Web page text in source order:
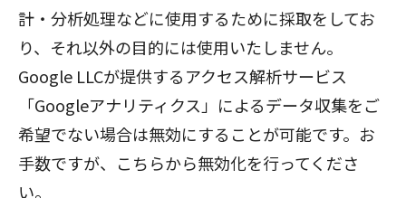
計・分析処理などに使用するために採取をしてお
り、それ以外の目的には使用いたしません。
Google LLCが提供するアクセス解析サービス
「Googleアナリティクス」によるデータ収集をご
希望でない場合は無効にすることが可能です。お
手数ですが、こちらから無効化を行ってくださ
い。